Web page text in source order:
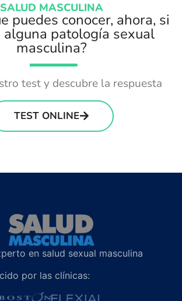
SALUD MASCULINA
puedes conocer, ahora, si
alguna patología sexual
masculina?
test y descubre la respuesta
TEST ONLINE
en salud sexual masculina
por las clínicas: